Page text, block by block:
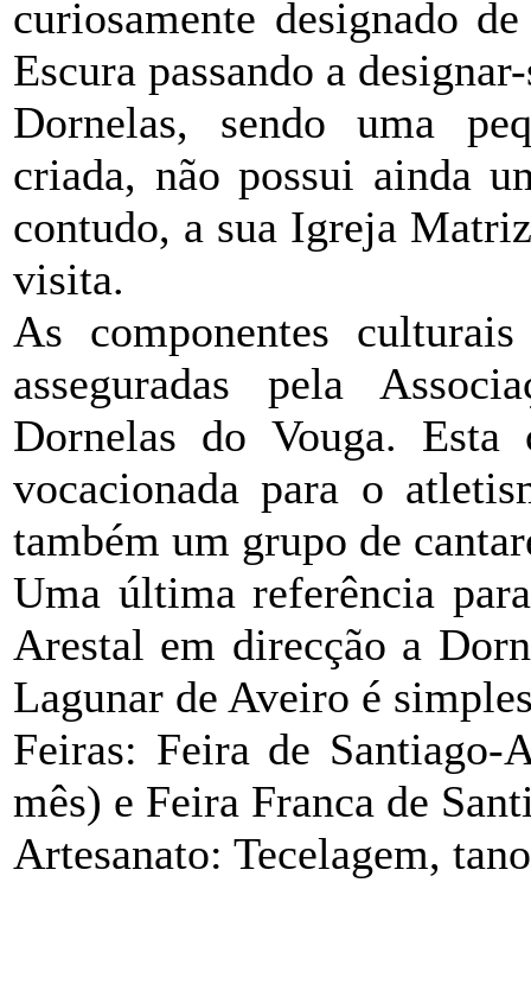
curiosamente designado
Escura passando a
Dornelas, sendo uma
criada, não possui ainda
contudo, a sua Igreja
visita.
As componentes
asseguradas pela
Dornelas do Vouga. Esta
vocacionada para o
também um grupo de
Uma última referência
Arestal em direcção a
Lagunar de Aveiro é
Feiras: Feira de Santiago-
mês) e Feira Franca de
Artesanato: Tecelagem,